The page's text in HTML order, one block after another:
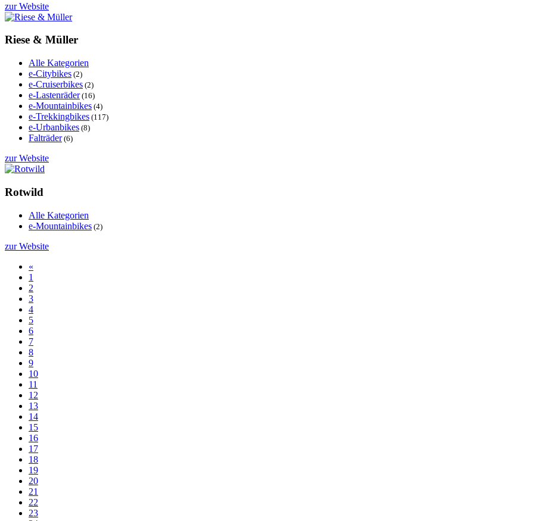
zur Website
Riese & Müller
Alle Kategorien
e-Citybikes (2)
e-Cruiserbikes (2)
e-Lastenräder(16)
e-Mountainbikes (4)
e-Trekkingbikes (117)
e-Urbanbikes (8)
Falträder(6)
zur Website
Rotwild
Alle Kategorien
e-Mountainbikes (2)
zur Website
«
1
2
3
4
5
6
7
8
9
10
11
12
13
14
15
16
17
18
19
20
21
22
23